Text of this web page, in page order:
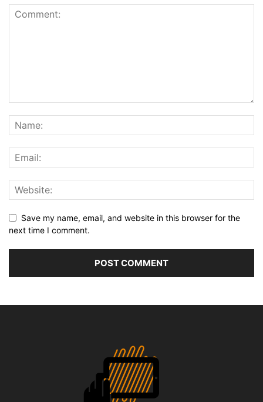
Save my name, email, and website in this browser for the
next time I comment.